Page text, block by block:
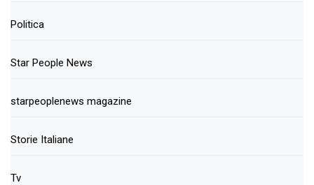
Politica
Star People News
starpeoplenews magazine
Storie Italiane
Tv